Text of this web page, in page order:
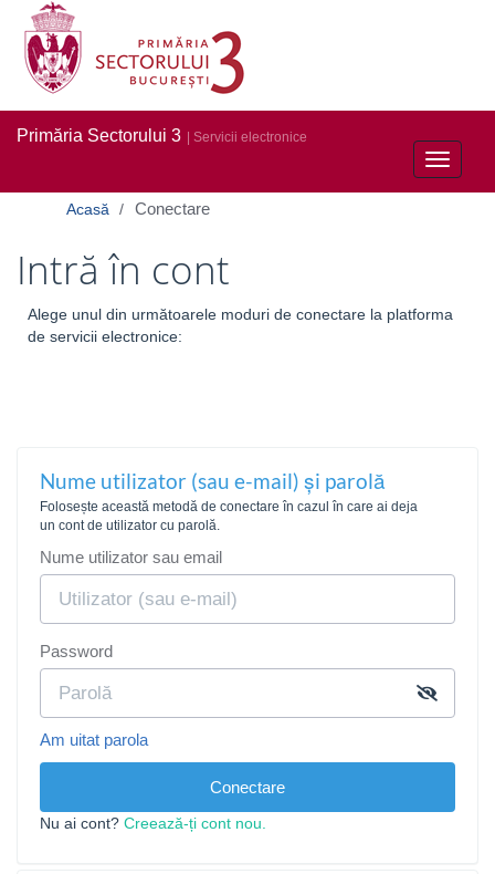
Toggle
Primăria Sectorului 3 | Servicii electronice
Acasă Conectare
Intră în cont
Alege unul din următoarele moduri de conectare la platforma
de servicii electronice:
Nume utilizator (sau e-mail) și parolă
Folosește această metodă de conectare în cazul în care ai deja
un cont de utilizator cu parolă.
Nume utilizator sau email
Password
Am uitat parola
Conectare
Nu ai cont? Creează-ți cont nou.